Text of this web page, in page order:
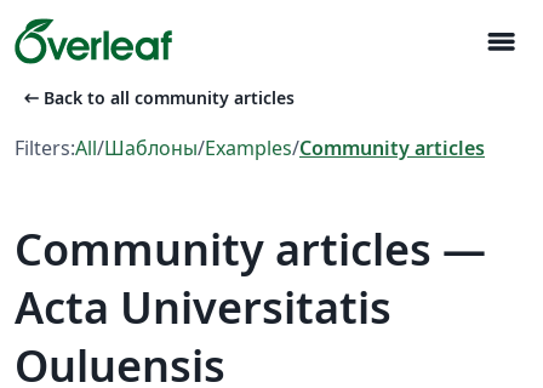
menu
arrow_left_alt Back to all community articles
Filters:All/Шаблоны/Examples/Community articles
Community articles —
Acta Universitatis
Ouluensis